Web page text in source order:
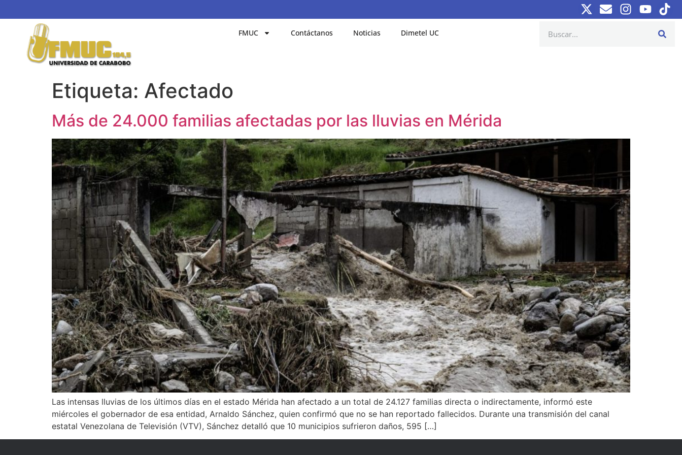
FMUC Contáctanos Noticias Dimetel UC
Etiqueta: Afectado
Más de 24.000 familias afectadas por las lluvias en Mérida
Las intensas lluvias de los últimos días en el estado Mérida han afectado a un total de 24.127 familias directa o indirectamente, informó este
miércoles el gobernador de esa entidad, Arnaldo Sánchez, quien confirmó que no se han reportado fallecidos. Durante una transmisión del canal
estatal Venezolana de Televisión (VTV), Sánchez detalló que 10 municipios sufrieron daños, 595 […]